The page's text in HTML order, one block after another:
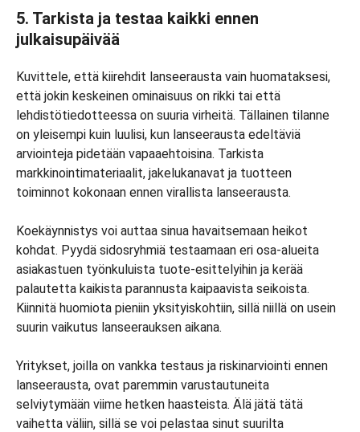
5. Tarkista ja testaa kaikki ennen
julkaisupäivää
Kuvittele, että kiirehdit lanseerausta vain huomataksesi,
että jokin keskeinen ominaisuus on rikki tai että
lehdistötiedotteessa on suuria virheitä. Tällainen tilanne
on yleisempi kuin luulisi, kun lanseerausta edeltäviä
arviointeja pidetään vapaaehtoisina. Tarkista
markkinointimateriaalit, jakelukanavat ja tuotteen
toiminnot kokonaan ennen virallista lanseerausta.
Koekäynnistys voi auttaa sinua havaitsemaan heikot
kohdat. Pyydä sidosryhmiä testaamaan eri osa-alueita
asiakastuen työnkuluista tuote-esittelyihin ja kerää
palautetta kaikista parannusta kaipaavista seikoista.
Kiinnitä huomiota pieniin yksityiskohtiin, sillä niillä on usein
suurin vaikutus lanseerauksen aikana.
Yritykset, joilla on vankka testaus ja riskinarviointi ennen
lanseerausta, ovat paremmin varustautuneita
selviytymään viime hetken haasteista. Älä jätä tätä
vaihetta väliin, sillä se voi pelastaa sinut suurilta